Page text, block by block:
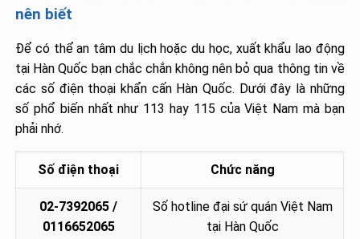
nên biết
Để có thể an tâm du lịch hoặc du học, xuất khẩu lao động
tại Hàn Quốc bạn chắc chắn không nên bỏ qua thông tin về
các số điện thoại khẩn cấn Hàn Quốc. Dưới đây là những
số phổ biến nhất như 113 hay 115 của Việt Nam mà bạn
phải nhớ.
Số điện thoại Chức năng
02-7392065 /
0116652065
Số hotline đại sứ quán Việt Nam
tại Hàn Quốc